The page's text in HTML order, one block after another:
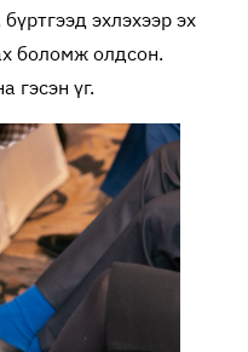
эхлэхээр эх
боломж олдсон.
гэсэн үг.